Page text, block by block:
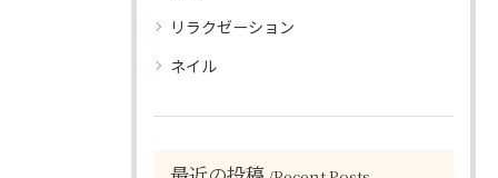
リラクゼーション
ネイル